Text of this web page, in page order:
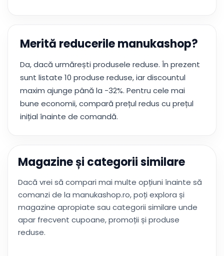
Merită reducerile manukashop?
Da, dacă urmărești produsele reduse. În prezent
sunt listate 10 produse reduse, iar discountul
maxim ajunge până la -32%. Pentru cele mai
bune economii, compară prețul redus cu prețul
inițial înainte de comandă.
Magazine și categorii similare
Dacă vrei să compari mai multe opțiuni înainte să
comanzi de la manukashop.ro, poți explora și
magazine apropiate sau categorii similare unde
apar frecvent cupoane, promoții și produse
reduse.